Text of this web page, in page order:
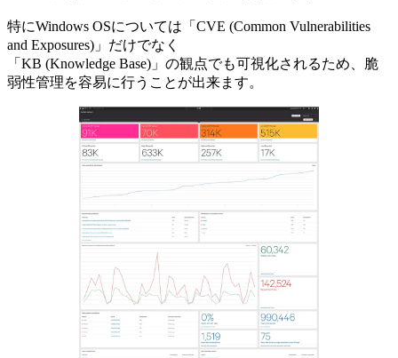
特にWindows OSについては「CVE (Common Vulnerabilities
and Exposures)」だけでなく
「KB (Knowledge Base)」の観点でも可視化されるため、脆
弱性管理を容易に行うことが出来ます。